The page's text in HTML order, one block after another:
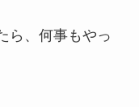
ら、何事もやっ